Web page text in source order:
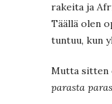
rakeita ja
Täällä olen
tuntuu, kun
Mutta sitten
parasta